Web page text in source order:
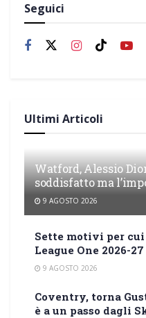
Seguici
Ultimi Articoli
Watford, Alessio
soddisfatto ma
9 AGOSTO 2026
Sette motivi per
League One 2026-27
9 AGOSTO 2026
Coventry, torna
è a un passo dagli